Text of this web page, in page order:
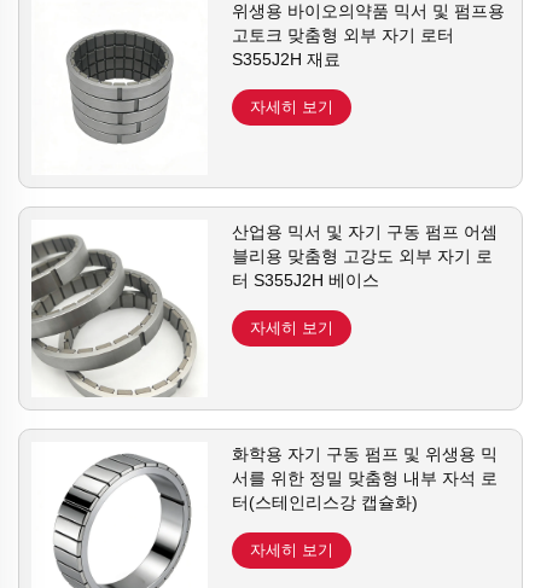
위생용 바이오의약품 믹서 및 펌프용
고토크 맞춤형 외부 자기 로터
S355J2H 재료
자세히 보기
산업용 믹서 및 자기 구동 펌프 어셈
블리용 맞춤형 고강도 외부 자기 로
터 S355J2H 베이스
자세히 보기
화학용 자기 구동 펌프 및 위생용 믹
서를 위한 정밀 맞춤형 내부 자석 로
터(스테인리스강 캡슐화)
자세히 보기